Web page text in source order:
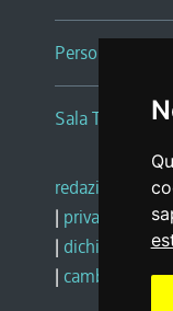
Persone e Uffici
Sala Tiziano
redazione web
| privacy
| dichiarazione
| cambio